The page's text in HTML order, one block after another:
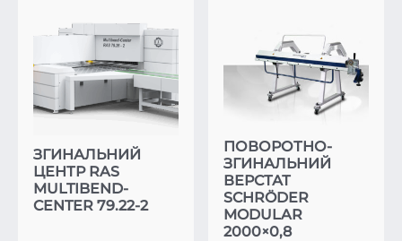
ЗГИНАЛЬНИЙ
ЦЕНТР RAS
MULTIBEND-
CENTER 79.22-2
ПОВОРОТНО-
ЗГИНАЛЬНИЙ
ВЕРСТАТ
SCHRÖDER
MODULAR
2000×0,8